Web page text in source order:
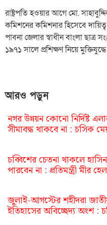
রাষ্ট্রপতি হওয়ার আগে মো.
কমিশনের কমিশনার হিসেবে
পাবনা জেলার স্বাধীন বাংলা
১৯৭১ সালে প্রশিক্ষণ নিয়ে
আরও পড়ুন
নগর উন্নয়ন কোনো নির্দিষ্ট
সীমাবদ্ধ থাকবে না : চসিক
চব্বিশের চেতনা থাকলে
পারবেন না : প্রতিমন্ত্রী মীর
জুলাই-আগস্টের শহীদরা
ইতিহাসের অবিচ্ছেদ্য অংশ :